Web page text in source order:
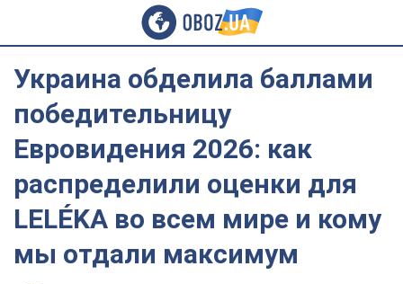
Украина обделила баллами
победительницу
Евровидения 2026: как
распределили оценки для
LELÉKA во всем мире и кому
мы отдали максимум